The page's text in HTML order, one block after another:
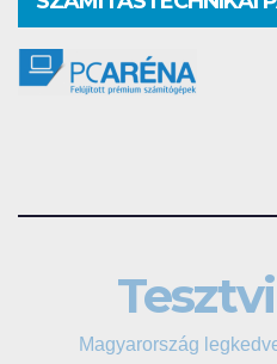
Magyarország